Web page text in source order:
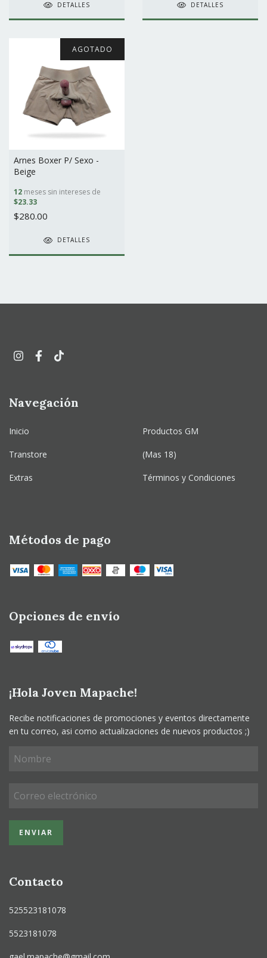
DETALLES DETALLES
AGOTADO
Arnes Boxer P/ Sexo -
Beige
12 meses sin intereses de
$23.33
$280.00
DETALLES
Navegación
Inicio Productos GM
Transtore (Mas 18)
Extras Términos y Condiciones
Métodos de pago
Opciones de envío
¡Hola Joven Mapache!
Recibe notificaciones de promociones y eventos directamente
en tu correo, asi como actualizaciones de nuevos productos ;)
Contacto
525523181078
5523181078